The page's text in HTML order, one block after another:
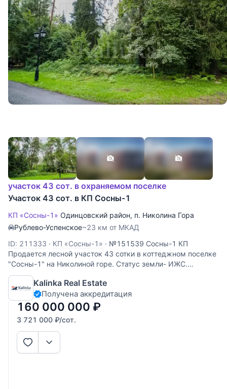
участок 43 сот. в охраняемом поселке
Участок 43 сот. в КП Сосны-1
КП «Сосны-1» Одинцовский район, п. Николина Гора
Рублево-Успенское~23 км от МКАД
ID: 211333 · КП «Сосны-1» · №151539 Сосны-1 КП
Продается лесной участок 43 сотки в коттеджном поселке
"Сосны-1" на Николиной горе. Статус земли- ИЖС.
Коммуникации- центральные.
Kalinka Real Estate
Получена аккредитация
160 000 000 ₽
3 721 000 ₽/сот.